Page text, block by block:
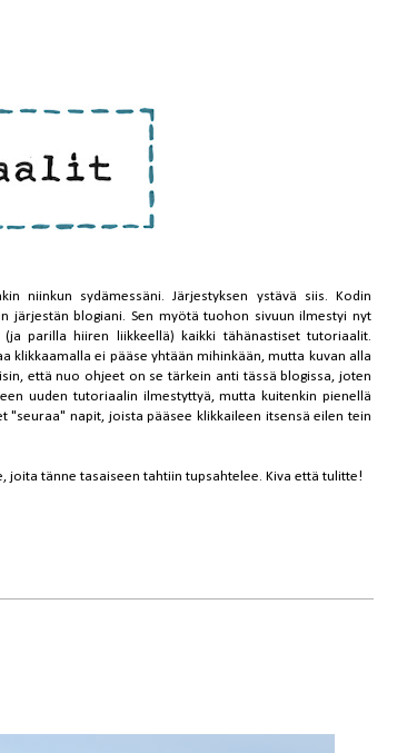
niinkun sydämessäni. Järjestyksen ystävä siis. Kodin
järjestän blogiani. Sen myötä tuohon sivuun ilmestyi nyt
parilla hiiren liikkeellä) kaikki tähänastiset tutoriaalit.
klikkaamalla ei pääse yhtään mihinkään, mutta kuvan alla
että nuo ohjeet on se tärkein anti tässä blogissa, joten
uuden tutoriaalin ilmestyttyä, mutta kuitenkin pienellä
"seuraa" napit, joista pääsee klikkaileen itsensä eilen tein
joita tänne tasaiseen tahtiin tupsahtelee. Kiva että tulitte!